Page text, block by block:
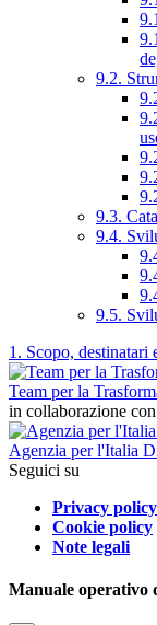
9.2.
9.3.
9.4.
9.5.
1. Scopo, destinatari
Team per la
in collaborazione con
Agenzia per l'Italia
Seguici su
Privacy policy
Cookie policy
Note legali
Manuale operativo